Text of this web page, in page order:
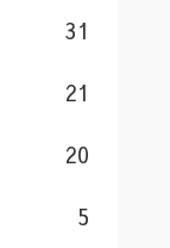
31
21
20
5